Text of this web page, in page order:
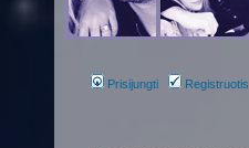
Prisijungti Registruotis